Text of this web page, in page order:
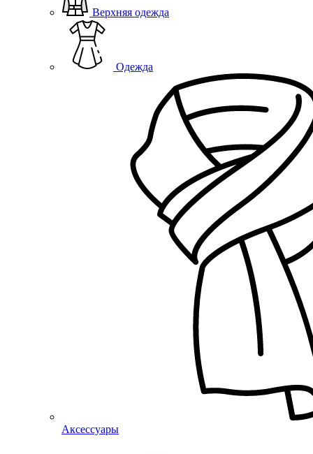
Верхняя одежда
Одежда
Аксессуары